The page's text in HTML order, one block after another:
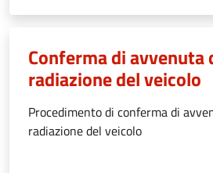
Conferma di avvenuta
radiazione del veicolo
Procedimento di conferma di
radiazione del veicolo